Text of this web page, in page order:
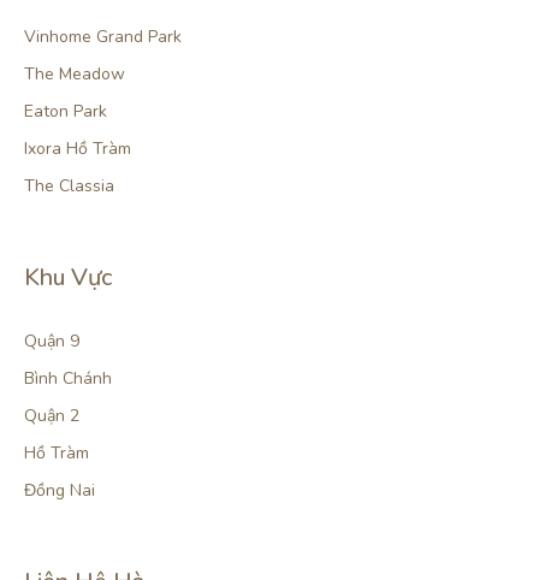
Vinhome Grand Park
The Meadow
Eaton Park
Ixora Hồ Tràm
The Classia
Khu Vực
Quận 9
Bình Chánh
Quận 2
Hồ Tràm
Đồng Nai